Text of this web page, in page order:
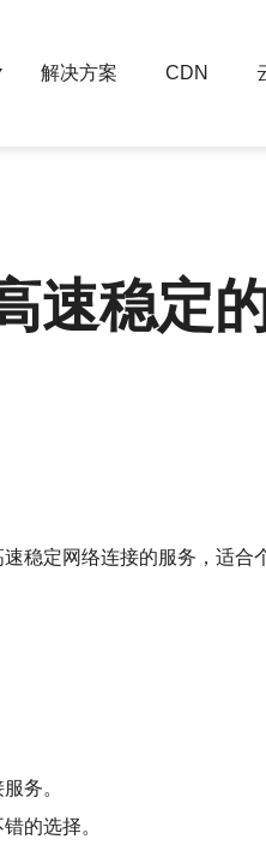
解决方案 CDN
速稳定
稳定网络连接的服务，适合
务。
的选择。